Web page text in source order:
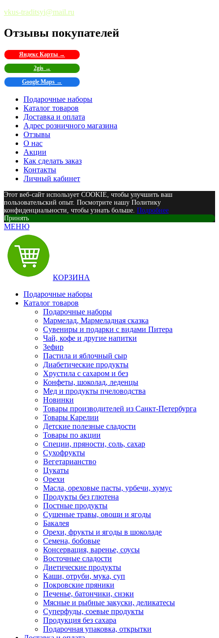
vkus-traditsyi@mail.ru
Отзывы покупателей
Яндекс Карты →
2gis →
Google Maps →
Подарочные наборы
Каталог товаров
Доставка и оплата
Адрес розничного магазина
Отзывы
О нас
Акции
Как сделать заказ
Контакты
Личный кабинет
Этот веб-сайт использует COOKIE, чтобы улучшить ваш
пользовательский опыт. Посмотрите нашу Политику
конфиденциальности, чтобы узнать больше. Подробнее
Принять
МЕНЮ
КОРЗИНА
Подарочные наборы
Каталог товаров
Подарочные наборы
Мармелад, Мармеладная сказка
Сувениры и подарки с видами Питера
Чай, кофе и другие напитки
Зефир
Пастила и яблочный сыр
Диабетические продукты
Хрустила с сахаром и без
Конфеты, шоколад, леденцы
Мед и продукты пчеловодства
Новинки
Товары производителей из Санкт-Петербурга
Товары Карелии
Детские полезные сладости
Товары по акции
Специи, пряности, соль, сахар
Сухофрукты
Вегетарианство
Цукаты
Орехи
Масла, ореховые пасты, урбечи, хумус
Продукты без глютена
Постные продукты
Сушеные травы, овощи и ягоды
Бакалея
Орехи, фрукты и ягоды в шоколаде
Семена, бобовые
Консервация, варенье, соусы
Восточные сладости
Диетические продукты
Каши, отруби, мука, суп
Покровские пряники
Печенье, батончики, снэки
Мясные и рыбные закуски, деликатесы
Суперфуды, соевые продукты
Продукция без сахара
Подарочная упаковка, открытки